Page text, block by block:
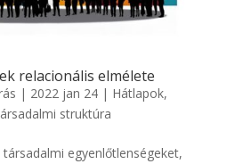
relacionális elmélete
| 2022 jan 24| Hátlapok,
struktúra
egyenlőtlenségeket,